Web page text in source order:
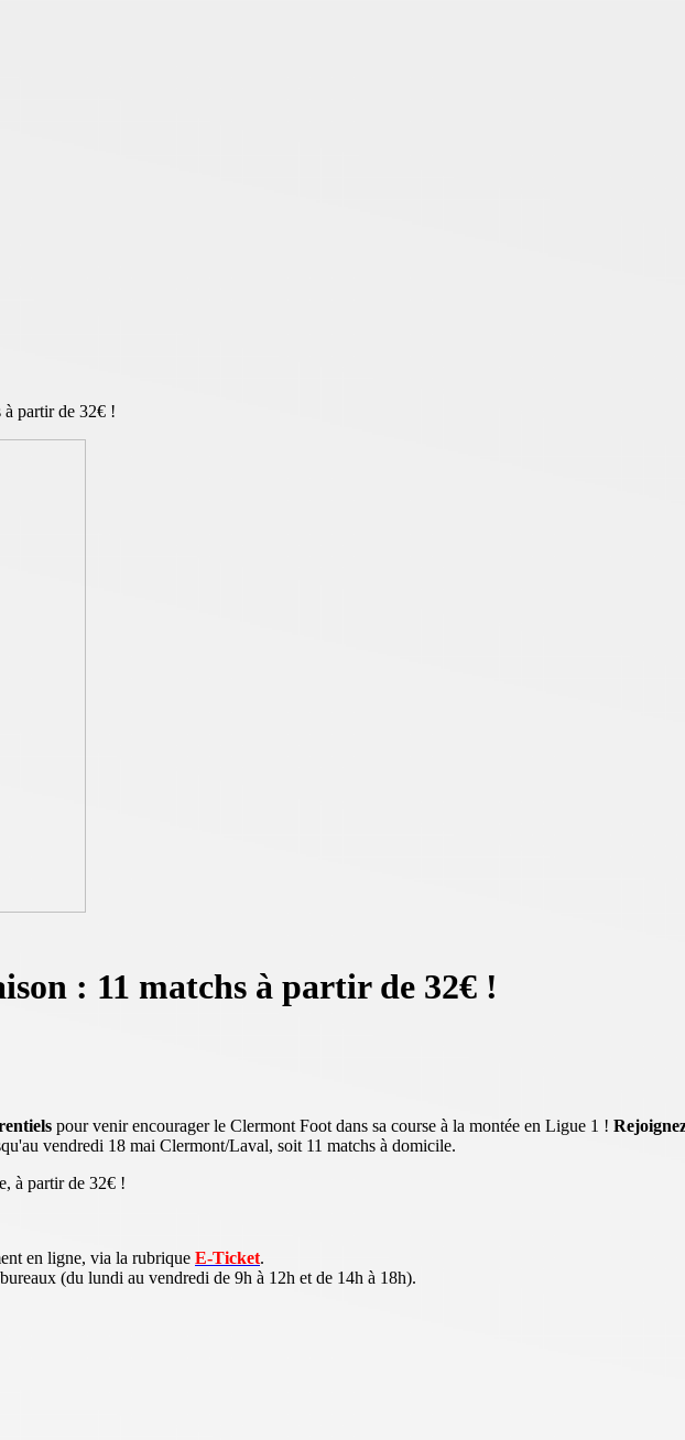
à partir de 32€ !
: 11 matchs à partir de 32€ !
pour venir encourager le Clermont Foot dans sa course à la montée en Ligue 1 !
vendredi 18 mai Clermont/Laval, soit 11 matchs à domicile.
à partir de 32€ !
en ligne, via la rubrique E-Ticket.
(du lundi au vendredi de 9h à 12h et de 14h à 18h).